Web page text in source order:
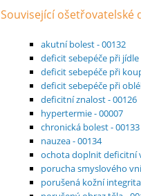
Související ošetřovatelské
akutní bolest - 00132
deficit sebepéče při jídle
deficit sebepéče při
deficit sebepéče při
deficitní znalost - 00126
hypertermie - 00007
chronická bolest - 00133
nauzea - 00134
ochota doplnit deficitní
porucha smyslového
porušená kožní